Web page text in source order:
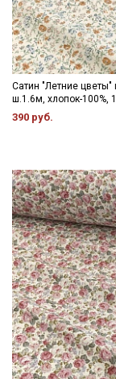
Сатин "Летние цветы"
ш.1.6м, хлопок-100%,
390 руб.
Даю